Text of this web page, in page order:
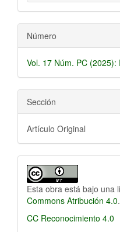
Número
Vol. 17 Núm. PC
Sección
Artículo Original
Esta obra está bajo una
Commons Atribución 4.0.
CC Reconocimiento 4.0